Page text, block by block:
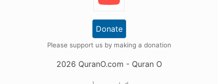
Donate
Please support us by making a donation
2026 QuranO.com - Quran O